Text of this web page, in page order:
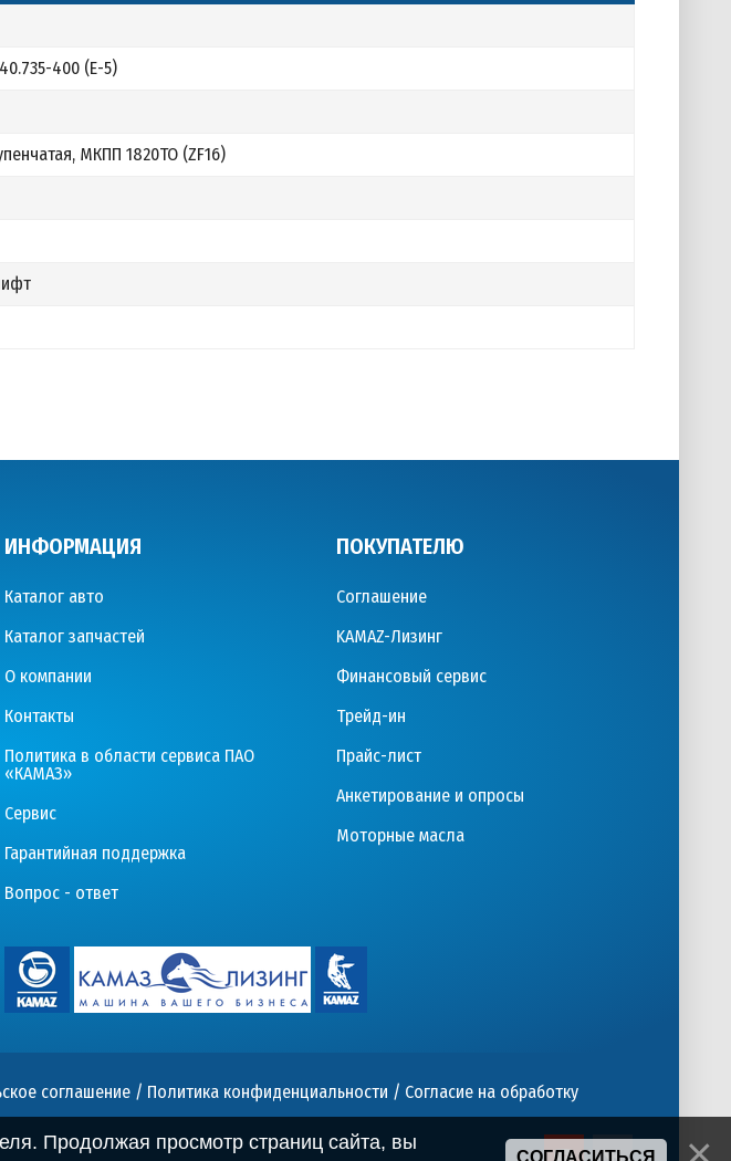
400 (E-5)
МКПП 1820ТО (ZF16)
ИНФОРМАЦИЯ
Каталог авто
Каталог запчастей
О компании
Контакты
Политика в области сервиса ПАО
«КАМАЗ»
Сервис
Гарантийная поддержка
Вопрос - ответ
ПОКУПАТЕЛЮ
Соглашение
KAMAZ-Лизинг
Финансовый сервис
Трейд-ин
Прайс-лист
Анкетирование и опросы
Моторные масла
соглашение / Политика конфиденциальности / Согласие на обработку
Продолжая просмотр страниц сайта, вы
СОГЛАСИТЬСЯ